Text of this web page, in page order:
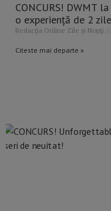
CONCURS! DWMT
o experiență de 2
Redacția Online Zile și Nopți
Citeste mai departe »